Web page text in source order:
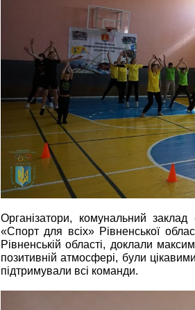
Організатори, комунальний
«Спорт для всіх» Рівненської
Рівненській області, доклали
позитивній атмосфері, були
підтримували всі команди.